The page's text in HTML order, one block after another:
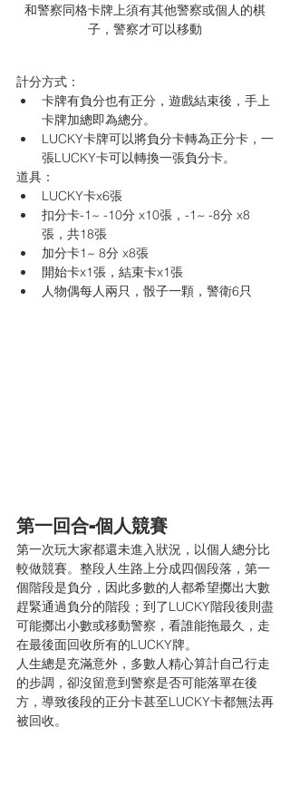
和警察同格卡牌上須有其他警察或個人的棋
子，警察才可以移動
計分方式：
卡牌有負分也有正分，遊戲結束後，手上
卡牌加總即為總分。
LUCKY卡牌可以將負分卡轉為正分卡，一
張LUCKY卡可以轉換一張負分卡。
道具：
LUCKY卡x6張
扣分卡-1~ -10分 x10張，-1~ -8分 x8
張，共18張
加分卡1~ 8分 x8張
開始卡x1張，結束卡x1張
人物偶每人兩只，骰子一顆，警衛6只
第一回合-個人競賽
第一次玩大家都還未進入狀況，以個人總分比
較做競賽。整段人生路上分成四個段落，第一
個階段是負分，因此多數的人都希望擲出大數
趕緊通過負分的階段；到了LUCKY階段後則盡
可能擲出小數或移動警察，看誰能拖最久，走
在最後面回收所有的LUCKY牌。
人生總是充滿意外，多數人精心算計自己行走
的步調，卻沒留意到警察是否可能落單在後
方，導致後段的正分卡甚至LUCKY卡都無法再
被回收。